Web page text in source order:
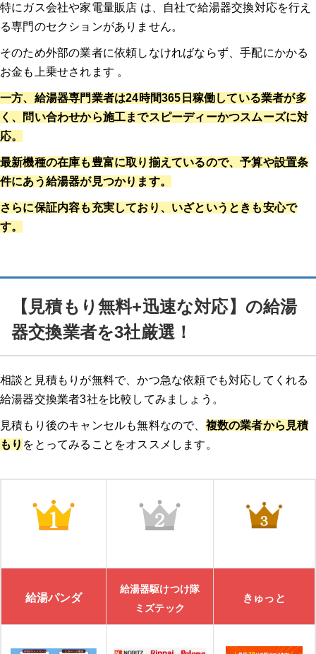
特にガス会社や家電量販店 は、自社で給湯器交換対応を行え
る専門のセクションがありません。
そのため外部の業者に依頼しなければならず、手配にかかる
お金も上乗せされます 。
一方、給湯器専門業者は24時間365日稼働している業者が多
く、問い合わせから施工までスピーディーかつスムーズに対
応。
最新機種の在庫も豊富に取り揃えているので、予算や設置条
件にあう給湯器が見つかります。
さらに保証内容も充実しており、いざというときも安心で
す。
【見積もり無料+迅速な対応】の給湯
器交換業者を3社厳選！
相談と見積もりが無料で、かつ急な依頼でも対応してくれる
給湯器交換業者3社を比較してみましょう。
見積もり後のキャンセルも無料なので、 複数の業者から見積
もり をとってみることをオススメします。
給湯パンダ
給湯器駆けつけ隊
ミズテック
きゅっと